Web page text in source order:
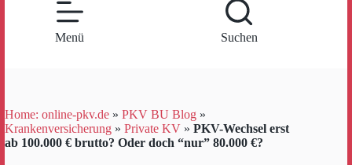
Menü Suchen
Home: online-pkv.de » PKV BU Blog »
Krankenversicherung » Private KV » PKV-Wechsel erst
ab 100.000 € brutto? Oder doch “nur” 80.000 €?